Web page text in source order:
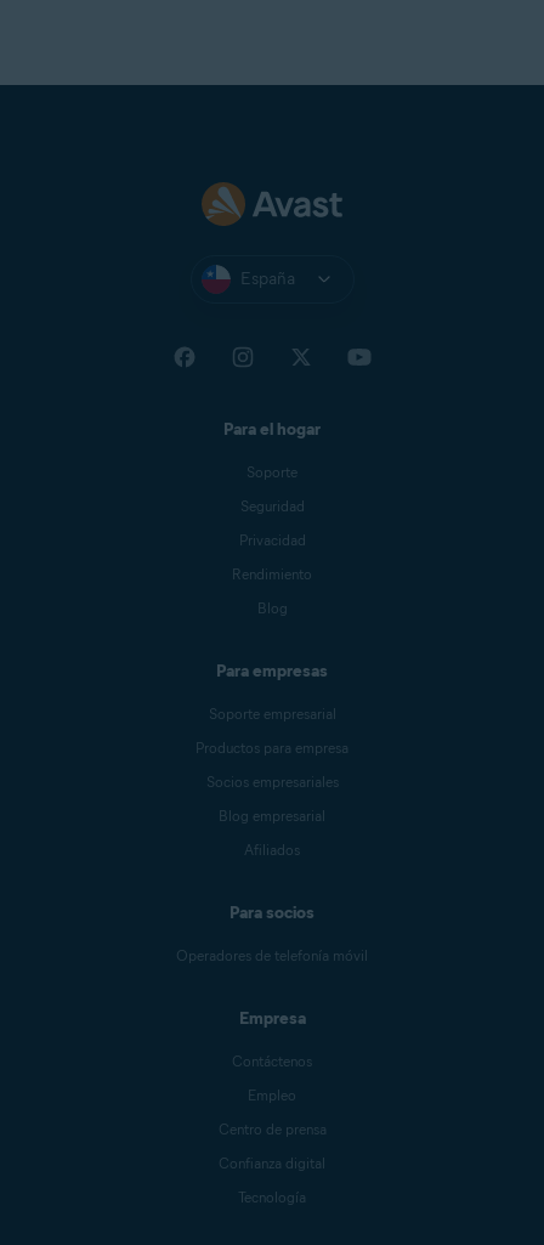
España
Para el hogar
Soporte
Seguridad
Privacidad
Rendimiento
Blog
Para empresas
Soporte empresarial
Productos para empresa
Socios empresariales
Blog empresarial
Afiliados
Para socios
Operadores de telefonía móvil
Empresa
Contáctenos
Empleo
Centro de prensa
Confianza digital
Tecnología